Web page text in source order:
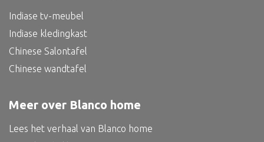
Alle textiel
Kussen
Tapijt
Kelim
Alle bouwmateriaal
Indiase tv-meubel
Indiase kledingkast
Chinese Salontafel
Chinese wandtafel
Meer over Blanco home
Lees het verhaal van Blanco home